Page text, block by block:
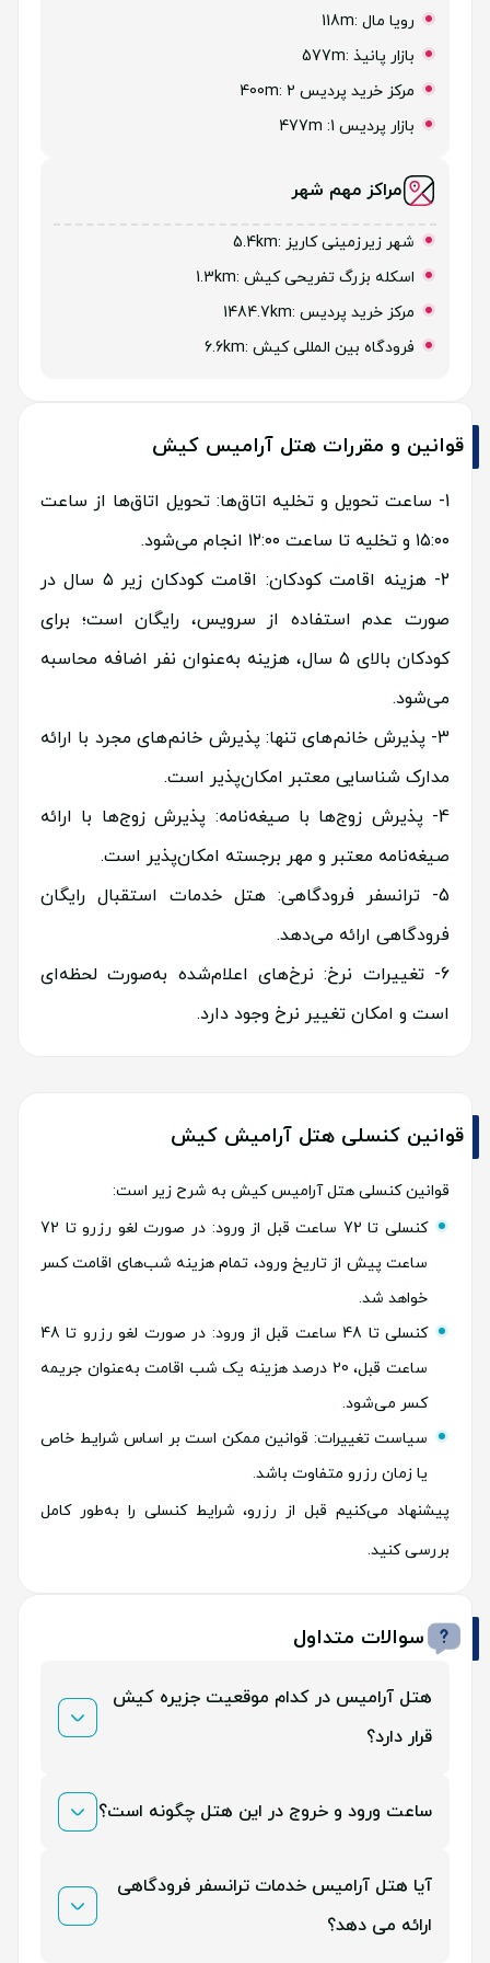
رویا مال :118m
بازار پانیذ :577m
مرکز خرید پردیس 2
:400m
بازار پردیس 1: 477m
مراکز مهم شهر
شهر زیرزمینی کاریز :5.4km
اسکله بزرگ تفریحی کیش :1.3km
مرکز خرید پردیس :1484.7km
فرودگاه بین المللی کیش :6.6km
قوانین و مقررات هتل آرامیس کیش
ساعت تحویل و تخلیه اتاق‌ها: تحویل اتاق‌ها از ساعت
۱۵:۰۰ و تخلیه تا ساعت ۱۲:۰۰ انجام می‌شود.
هزینه اقامت کودکان: اقامت کودکان زیر ۵ سال در
صورت عدم استفاده از سرویس، رایگان است؛ برای
کودکان بالای ۵ سال، هزینه به‌عنوان نفر اضافه محاسبه
می‌شود.
پذیرش خانم‌های تنها: پذیرش خانم‌های مجرد با ارائه
مدارک شناسایی معتبر امکان‌پذیر است.
پذیرش زوج‌ها با صیغه‌نامه: پذیرش زوج‌ها با ارائه
صیغه‌نامه معتبر و مهر برجسته امکان‌پذیر است.
ترانسفر فرودگاهی: هتل خدمات استقبال رایگان
فرودگاهی ارائه می‌دهد.
تغییرات نرخ: نرخ‌های اعلام‌شده به‌صورت لحظه‌ای
است و امکان تغییر نرخ وجود دارد.
قوانین کنسلی هتل آرامیش کیش
قوانین کنسلی هتل آرامیس کیش به شرح زیر است:
کنسلی تا 72 ساعت قبل از ورود: در صورت لغو رزرو تا 72
ساعت پیش از تاریخ ورود، تمام هزینه شب‌های اقامت کسر
خواهد شد.
کنسلی تا 48 ساعت قبل از ورود: در صورت لغو رزرو تا 48
ساعت قبل، 20 درصد هزینه یک شب اقامت به‌عنوان جریمه
کسر می‌شود.
سیاست تغییرات: قوانین ممکن است بر اساس شرایط خاص
یا زمان رزرو متفاوت باشد.
پیشنهاد می‌کنیم قبل از رزرو، شرایط کنسلی را به‌طور کامل
بررسی کنید.
سوالات متداول
هتل آرامیس در کدام موقعیت جزیره کیش
قرار دارد؟
هتل آرامیس کیش در میدان پردیس، نزدیک به مراکز
آسانی به نقاط مختلف جزیره فراهم می‌کند.
ساعت ورود و خروج در این هتل چگونه است؟
ورود از ساعت 15:00 و خروج تا ساعت 12:00 انجام می‌شود.
برای ورود زودتر یا خروج دیرتر، باید از قبل هماهنگی
آیا هتل آرامیس خدمات ترانسفر فرودگاهی
ارائه می دهد؟